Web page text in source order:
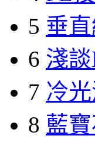
5 垂
6 淺
7 冷
8 藍